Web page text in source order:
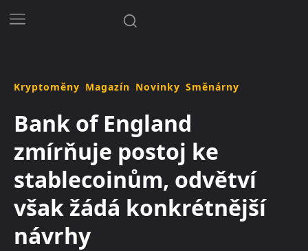
Kryptoměny Magazín Novinky Směnárny
Bank of England
zmírňuje postoj ke
stablecoinům, odvětví
však žádá konkrétnější
návrhy